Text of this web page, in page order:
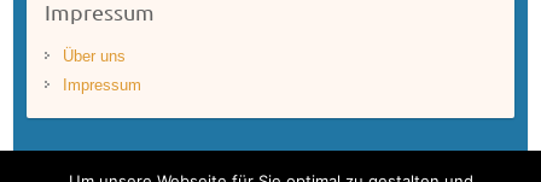
Impressum
Über uns
Impressum